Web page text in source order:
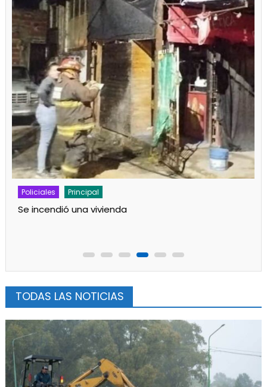
Noticias Policiales
Robo, destrozos y clases suspendidas en Media 1
TODAS LAS NOTICIAS